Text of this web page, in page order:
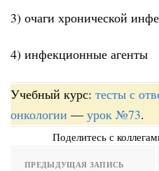
3) очаги хронической
4) инфекционные агенты
Учебный курс: тесты с
онкологии — урок №73.
Поделитесь с
ПРЕДЫДУЩАЯ ЗАПИСЬ